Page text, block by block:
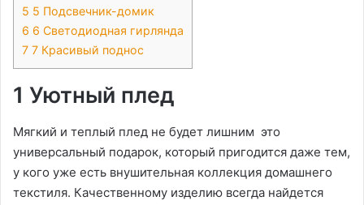
5 5 Подсвечник-домик
6 6 Светодиодная гирлянда
7 7 Красивый поднос
1 Уютный плед
Мягкий и теплый плед не будет лишним это
универсальный подарок, который пригодится даже тем,
у кого уже есть внушительная коллекция домашнего
текстиля. Качественному изделию всегда найдется